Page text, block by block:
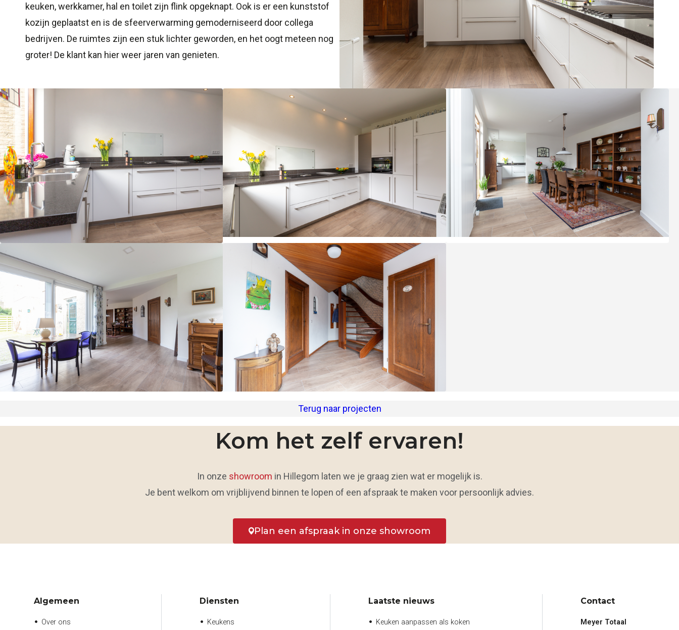
Keukens
3D Keukenplanner
Badkamers
Toekomstklaar
Adviesgesprek aanvragen
Video Wonen zonder zorgen 65+
Doe de Toekomstklaar Test
Veilige badkamer voor senioren
Levensloopbestendige keuken voor
senioren
Over ons
keuken, werkkamer, hal en toilet zijn flink opgeknapt. Ook is er een kunststof
kozijn geplaatst en is de sfeerverwarming gemoderniseerd door collega
bedrijven. De ruimtes zijn een stuk lichter geworden, en het oogt meteen nog
groter! De klant kan hier weer jaren van genieten.
Terug naar projecten
Kom het zelf ervaren!
In onze showroom in Hillegom laten we je graag zien wat er mogelijk is.
Je bent welkom om vrijblijvend binnen te lopen of een afspraak te maken voor persoonlijk advies.
Plan een afspraak in onze showroom
Algemeen
Over ons
Diensten
Keukens
Laatste nieuws
Keuken aanpassen als koken
Contact
Meyer Totaal